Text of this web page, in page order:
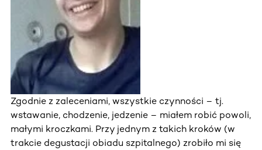
Zgodnie z zaleceniami, wszystkie czynności – tj.
wstawanie, chodzenie, jedzenie – miałem robić powoli,
małymi kroczkami. Przy jednym z takich kroków (w
trakcie degustacji obiadu szpitalnego) zrobiło mi się